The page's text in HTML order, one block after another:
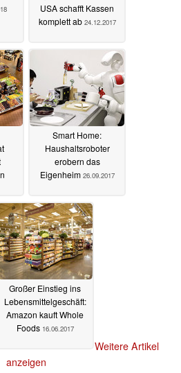
USA schafft Kassen
komplett ab 24.12.2017
Smart Home:
Haushaltsroboter
erobern das
Eigenheim 26.09.2017
Großer Einstieg ins
Lebensmittelgeschäft:
Amazon kauft Whole
Foods 16.06.2017
Weitere Artikel
anzeigen